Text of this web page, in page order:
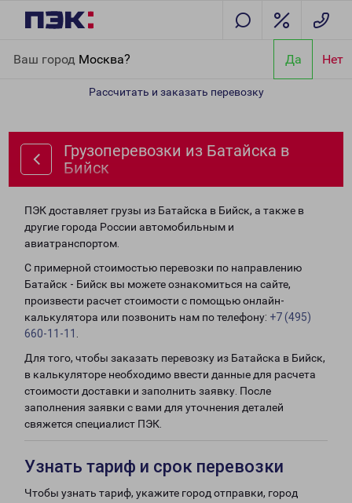
Ваш город Москва? Да Нет
Рассчитать и заказать перевозку
Грузоперевозки из Батайска в
Бийск
ПЭК доставляет грузы из Батайска в Бийск, а также в
другие города России автомобильным и
авиатранспортом.
С примерной стоимостью перевозки по направлению
Батайск - Бийск вы можете ознакомиться на сайте,
произвести расчет стоимости с помощью онлайн-
калькулятора или позвонить нам по телефону: +7 (495)
660-11-11
Для того, чтобы заказать перевозку из Батайска в Бийск,
в калькуляторе необходимо ввести данные для расчета
стоимости доставки и заполнить заявку. После
заполнения заявки с вами для уточнения деталей
свяжется специалист ПЭК.
Узнать тариф и срок перевозки
Чтобы узнать тариф, укажите город отправки, город